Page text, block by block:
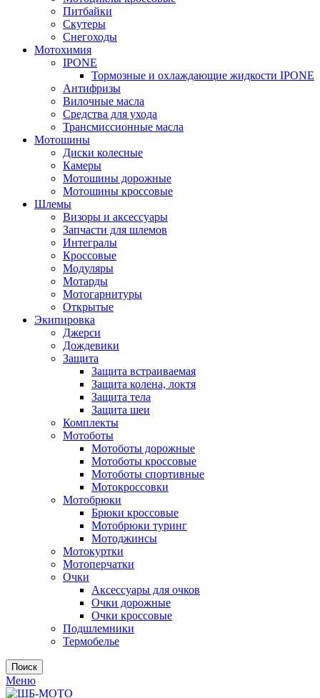
Питбайки
Скутеры
Снегоходы
Мотохимия
IPONE
Тормозные и охлаждающие жидкости IPONE
Антифризы
Вилочные масла
Средства для ухода
Трансмиссионные масла
Мотошины
Диски колесные
Камеры
Мотошины дорожные
Мотошины кроссовые
Шлемы
Визоры и аксессуары
Запчасти для шлемов
Интегралы
Кроссовые
Модуляры
Мотарды
Мотогарнитуры
Открытые
Экипировка
Джерси
Дождевики
Защита
Защита встраиваемая
Защита колена, локтя
Защита тела
Защита шеи
Комплекты
Мотоботы
Мотоботы дорожные
Мотоботы кроссовые
Мотоботы спортивные
Мотокроссовки
Мотобрюки
Брюки кроссовые
Мотобрюки туринг
Мотоджинсы
Мотокуртки
Мотоперчатки
Очки
Аксессуары для очков
Очки дорожные
Очки кроссовые
Подшлемники
Термобелье
Поиск
Меню